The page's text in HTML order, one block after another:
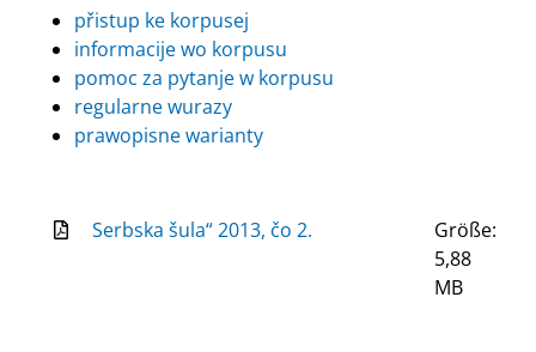
přistup ke korpusej
informacije wo korpusu
pomoc za pytanje w korpusu
regularne wurazy
prawopisne warianty
Serbska šula“ 2013, čo 2.
Größe:
5,88
MB